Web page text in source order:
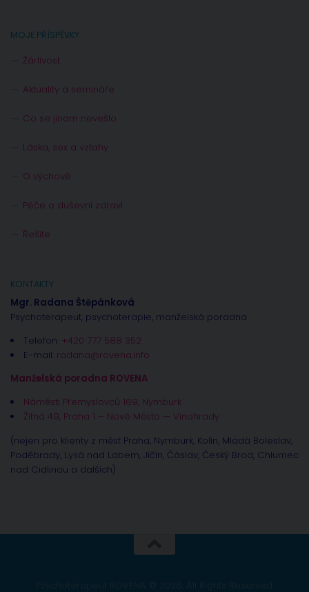
MOJE PŘÍSPĚVKY
Žárlivost
Aktuality a semináře
Co se jinam nevešlo
Láska, sex a vztahy
O výchově
Péče o duševní zdraví
Řešíte
KONTAKTY
Mgr. Radana Štěpánková
Psychoterapeut, psychoterapie, manželská poradna
Telefon: +420 777 588 352
E-mail: radana@rovena.info
Manželská poradna ROVENA
Náměstí Přemyslovců 169, Nymburk
Žitná 49, Praha 1 – Nové Město — Vinohrady
(nejen pro klienty z měst Praha, Nymburk, Kolín, Mladá Boleslav,
Poděbrady, Lysá nad Labem, Jíčín, Čáslav, Český Brod, Chlumec
nad Cidlinou a dalších)